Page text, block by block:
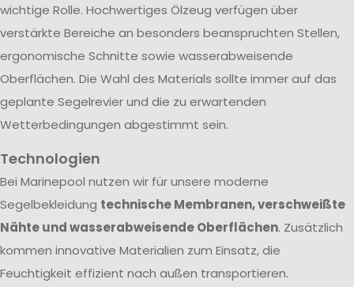
wichtige Rolle. Hochwertiges Ölzeug verfügen über
verstärkte Bereiche an besonders beanspruchten Stellen,
ergonomische Schnitte sowie wasserabweisende
Oberflächen. Die Wahl des Materials sollte immer auf das
geplante Segelrevier und die zu erwartenden
Wetterbedingungen abgestimmt sein.
Technologien
Bei Marinepool nutzen wir für unsere moderne
Segelbekleidung technische Membranen, verschweißte
Nähte und wasserabweisende Oberflächen. Zusätzlich
kommen innovative Materialien zum Einsatz, die
Feuchtigkeit effizient nach außen transportieren.